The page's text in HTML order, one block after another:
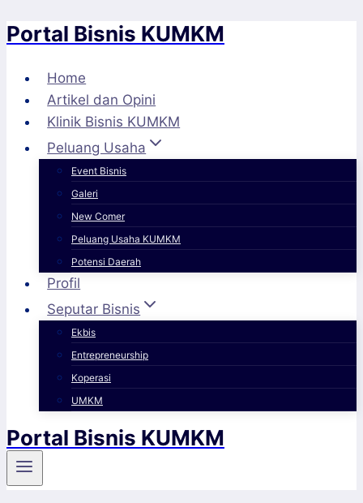
Skip
content
Portal Bisnis KUMKM
Home
Artikel dan Opini
Klinik Bisnis KUMKM
Peluang Usaha
Event Bisnis
Galeri
New Comer
Peluang Usaha KUMKM
Potensi Daerah
Profil
Seputar Bisnis
Ekbis
Entrepreneurship
Koperasi
UMKM
Portal Bisnis KUMKM